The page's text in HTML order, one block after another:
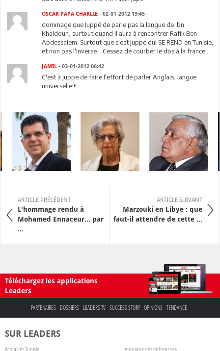
OSCAR PAPA CHARLIE - 02-01-2012 19:45
dommage que Juppé de parle pas la langue de Ibn
Khaldoun, surtout quand il aura à rencontrer Rafik Ben
Abdessalem. Surtout que c'est Juppé qui SE REND en Tunisie,
et non pas l'inverse... Cessez de courber le dos à la france...
JAMIL - 03-01-2012 06:42
C'est à Juppe de faire l'effort de parler Anglais, langue
universelle!!!
ARTICLE PRÉCÉDENT
L'hommage rendu à
Mohamed Ennaceur… par
...
ARTICLE SUIVANT
Marzouki en Libye : que
faut-il attendre de cette ...
Téléchargez les applications
Leaders
PARTENAIRES DOSSIERS LEADERS TV SUCCESS STORY OPINIONS TENDANCE
SUR LEADERS
Actualités Tunisie Annuaire des entreprises